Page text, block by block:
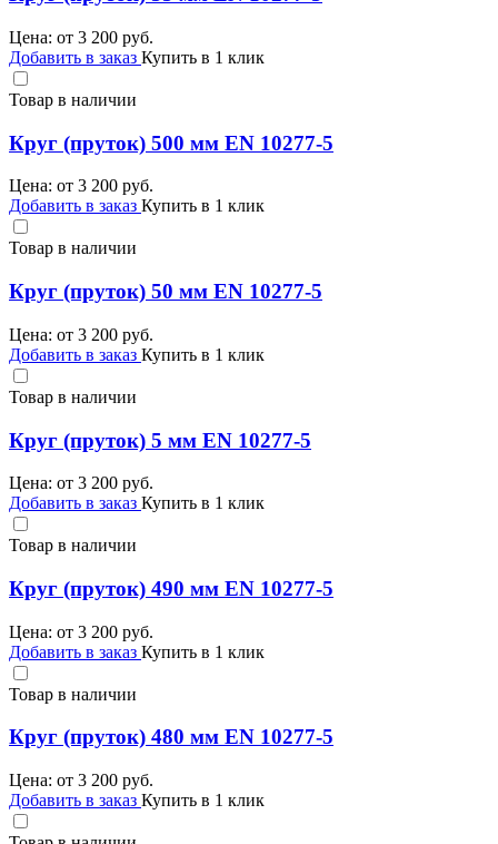
Цена: от 3 200 руб.
Добавить в заказ Купить в 1 клик
Товар в наличии
Круг (пруток) 500 мм EN 10277-5
Цена: от 3 200 руб.
Добавить в заказ Купить в 1 клик
Товар в наличии
Круг (пруток) 50 мм EN 10277-5
Цена: от 3 200 руб.
Добавить в заказ Купить в 1 клик
Товар в наличии
Круг (пруток) 5 мм EN 10277-5
Цена: от 3 200 руб.
Добавить в заказ Купить в 1 клик
Товар в наличии
Круг (пруток) 490 мм EN 10277-5
Цена: от 3 200 руб.
Добавить в заказ Купить в 1 клик
Товар в наличии
Круг (пруток) 480 мм EN 10277-5
Цена: от 3 200 руб.
Добавить в заказ Купить в 1 клик